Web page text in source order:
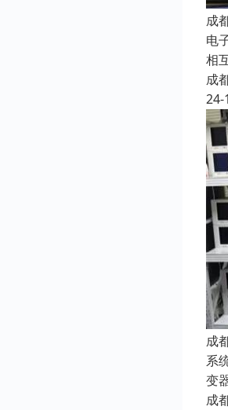
成
电
相
成
24-
成
系
变
成